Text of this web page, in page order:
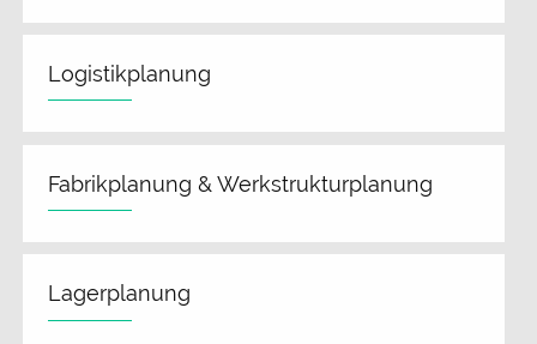
Logistikplanung
Fabrikplanung & Werkstrukturplanung
Lagerplanung